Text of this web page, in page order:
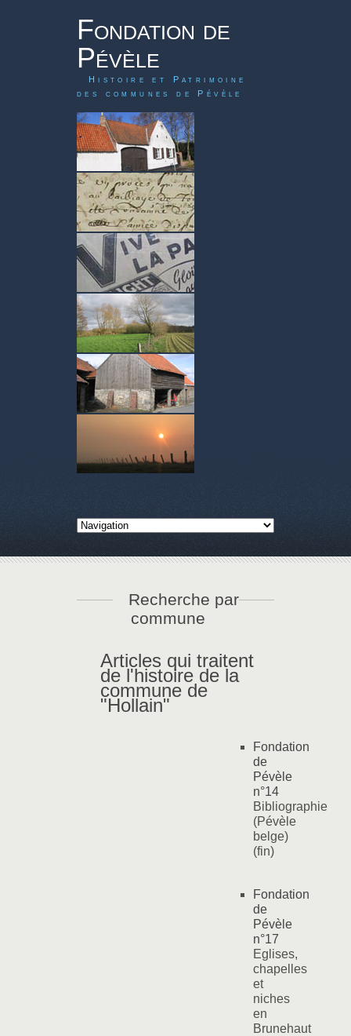
Fondation de
Pévèle
Histoire et Patrimoine
des communes de Pévèle
Recherche par
commune
Articles qui traitent
de l'histoire de la
commune de
"Hollain"
Fondation
de
Pévèle
n°14
Bibliographie
(Pévèle
belge)
(fin)
Fondation
de
Pévèle
n°17
Eglises,
chapelles
et
niches
en
Brunehaut